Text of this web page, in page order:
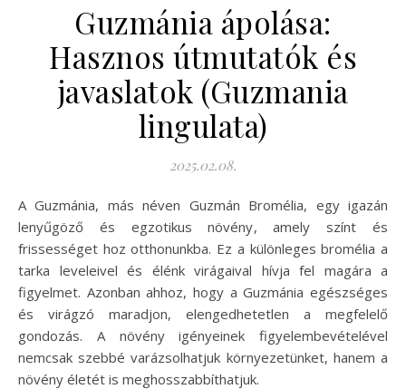
Guzmánia ápolása:
Hasznos útmutatók és
javaslatok (Guzmania
lingulata)
2025.02.08.
A Guzmánia, más néven Guzmán Bromélia, egy igazán
lenyűgöző és egzotikus növény, amely színt és
frissességet hoz otthonunkba. Ez a különleges bromélia a
tarka leveleivel és élénk virágaival hívja fel magára a
figyelmet. Azonban ahhoz, hogy a Guzmánia egészséges
és virágzó maradjon, elengedhetetlen a megfelelő
gondozás. A növény igényeinek figyelembevételével
nemcsak szebbé varázsolhatjuk környezetünket, hanem a
növény életét is meghosszabbíthatjuk.